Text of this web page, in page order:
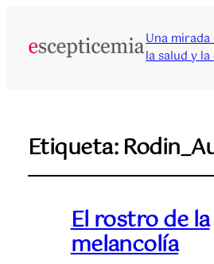
Una
la salud y
Etiqueta:
El rostro de la
melancolía